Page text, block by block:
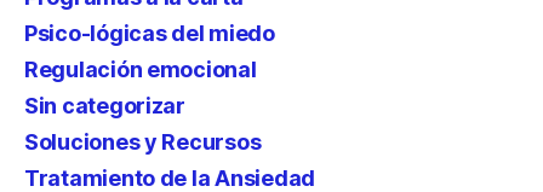
Psico-lógicas del miedo
Regulación emocional
Sin categorizar
Soluciones y Recursos
Tratamiento de la Ansiedad